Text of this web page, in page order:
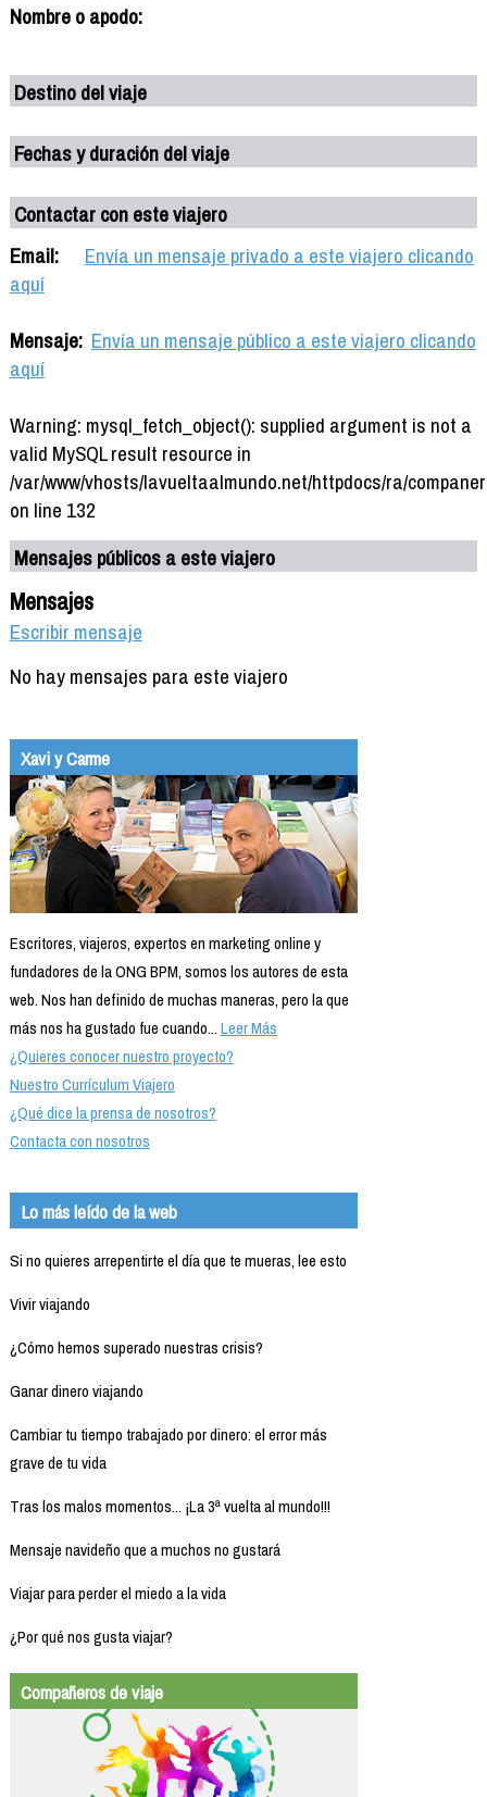
Nombre o apodo:
Destino del viaje
Fechas y duración del viaje
Contactar con este viajero
Email:
Envía un mensaje privado a este viajero clicando
aquí
Mensaje: Envía un mensaje público a este viajero clicando
aquí
Warning: mysql_fetch_object(): supplied argument is not a
valid MySQL result resource in
/var/www/vhosts/lavueltaalmundo.net/httpdocs/ra/
on line 132
Mensajes públicos a este viajero
Mensajes
Escribir mensaje
No hay mensajes para este viajero
Xavi y Carme
Escritores, viajeros, expertos en marketing online y
fundadores de la ONG BPM, somos los autores de esta
web. Nos han definido de muchas maneras, pero la que
más nos ha gustado fue cuando...Leer Más
¿Quieres conocer nuestro proyecto?
Nuestro Currículum Viajero
¿Qué dice la prensa de nosotros?
Contacta con nosotros
Lo más leído de la web
Si no quieres arrepentirte el día que te mueras, lee esto
Vivir viajando
¿Cómo hemos superado nuestras crisis?
Ganar dinero viajando
Cambiar tu tiempo trabajado por dinero: el error más
grave de tu vida
Tras los malos momentos... ¡La 3ª vuelta al mundo!!!
Mensaje navideño que a muchos no gustará
Viajar para perder el miedo a la vida
¿Por qué nos gusta viajar?
Compañeros de viaje